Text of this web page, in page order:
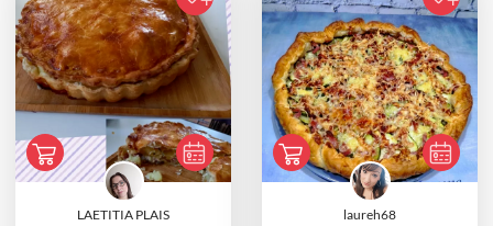
LAETITIA PLAIS laureh68